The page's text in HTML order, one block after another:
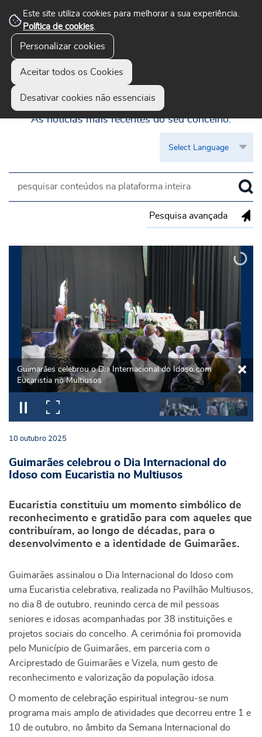
Este site utiliza cookies para melhorar a sua experiência.
Política de cookies.
Personalizar cookies
Aceitar todos os Cookies
Desativar cookies não essenciais
Pesquisa avançada
Guimarães Visível
As notícias mais recentes do seu concelho.
Guimarães celebrou o Dia Internacional do Idoso com
Eucaristia no Multiusos
10 outubro 2025
Guimarães celebrou o Dia Internacional do
Idoso com Eucaristia no Multiusos
Eucaristia constituiu um momento simbólico de
reconhecimento e gratidão para com aqueles que
contribuíram, ao longo de décadas, para o
desenvolvimento e a identidade de Guimarães.
Guimarães assinalou o Dia Internacional do Idoso com
uma Eucaristia celebrativa, realizada no Pavilhão Multiusos,
no dia 8 de outubro, reunindo cerca de mil pessoas
seniores e idosas acompanhadas por 38 instituições e
projetos sociais do concelho. A cerimónia foi promovida
pelo Município de Guimarães, em parceria com o
Arciprestado de Guimarães e Vizela, num gesto de
reconhecimento e valorização da população idosa.
O momento de celebração espiritual integrou-se num
programa mais amplo de atividades que decorreu entre 1 e
10 de outubro, no âmbito da Semana Internacional do